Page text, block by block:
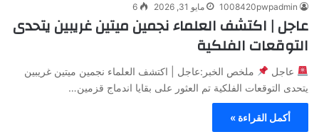
1008420pwpadmin مايو 31, 2026 6
عاجل | اكتشف العلماء نجمين ميتين غريبين يتحدى
التوقعات الفلكية
عاجل
ملخص الخبر:عاجل | اكتشف العلماء نجمين ميتين غريبين
يتحدى التوقعات الفلكية تم العثور على بقايا اندماج قزمين…
أكمل القراءة »